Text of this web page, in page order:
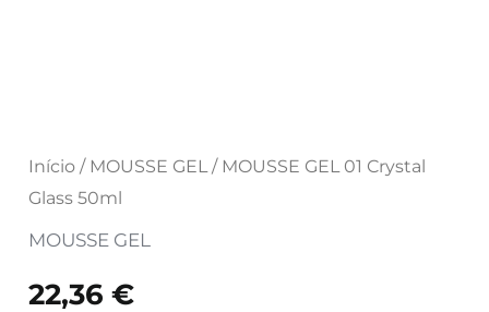
Início / MOUSSE GEL/ MOUSSE GEL 01 Crystal
Glass 50ml
MOUSSE GEL
22,36€